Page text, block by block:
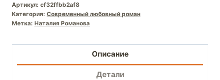
Артикул: cf32ffbb2af8
Категория: Современный любовный роман
Метка: Наталия Романова
Описание
Детали